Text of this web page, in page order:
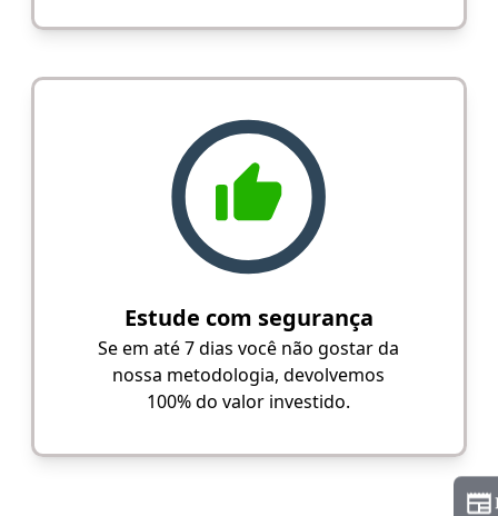
Estude com segurança
Se em até 7 dias você não gostar da
nossa metodologia, devolvemos
100% do valor investido.